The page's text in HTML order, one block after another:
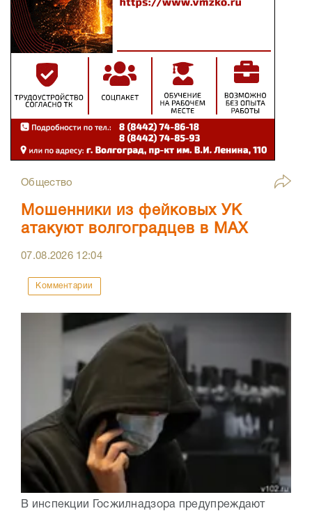
Общество
Мошенники из фейковых УК
атакуют волгоградцев в МАХ
07.08.2026 12:04
Комментарии
В инспекции Госжилнадзора предупреждают